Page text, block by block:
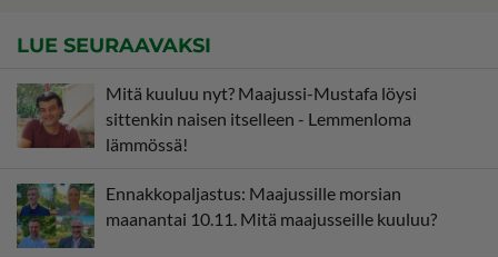
LUE SEURAAVAKSI
Mitä kuuluu nyt? Maajussi-Mustafa löysi
sittenkin naisen itselleen - Lemmenloma
lämmössä!
Ennakkopaljastus: Maajussille morsian
maanantai 10.11. Mitä maajusseille kuuluu?